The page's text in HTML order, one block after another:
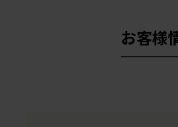
お客様